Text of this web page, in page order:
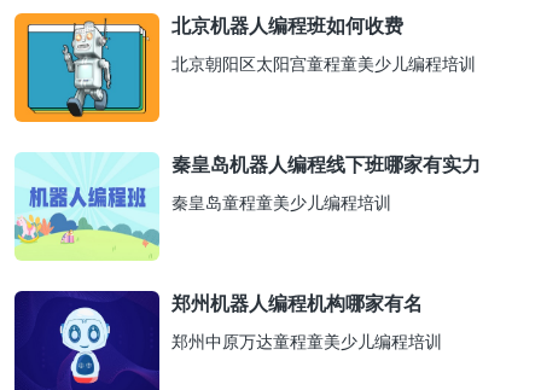
北京机器人编程班如何收费
北京朝阳区太阳宫童程童美少儿编程培训
秦皇岛机器人编程线下班哪家有实力
秦皇岛童程童美少儿编程培训
郑州机器人编程机构哪家有名
郑州中原万达童程童美少儿编程培训